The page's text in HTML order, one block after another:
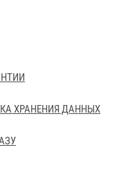
ХРАНЕНИЯ ДАННЫХ